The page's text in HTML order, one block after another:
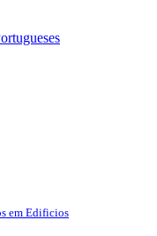
em Edificios